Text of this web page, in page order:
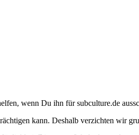
wenn Du ihn für subculture.de
kann. Deshalb verzichten wir